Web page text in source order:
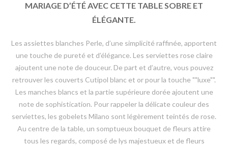
MARIAGE D’ÉTÉ AVEC CETTE TABLE SOBRE ET
ÉLÉGANTE.
Les assiettes blanches Perle, d’une simplicité raffinée, apportent
une touche de pureté et d’élégance. Les serviettes rose claire
ajoutent une note de douceur. De part et d’autre, vous pouvez
retrouver les couverts Cutipol blanc et or pour la touche ""luxe"".
Les manches blancs et la partie supérieure dorée ajoutent une
note de sophistication. Pour rappeler la délicate couleur des
serviettes, les gobelets Milano sont légèrement teintés de rose.
Au centre de la table, un somptueux bouquet de fleurs attire
tous les regards, composé de lys majestueux et de fleurs